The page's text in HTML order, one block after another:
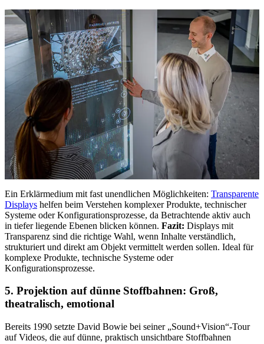
Ein Erklärmedium mit fast unendlichen Möglichkeiten: Transparente
Displays helfen beim Verstehen komplexer Produkte, technischer
Systeme oder Konfigurationsprozesse, da Betrachtende aktiv auch
in tiefer liegende Ebenen blicken können. Fazit: Displays mit
Transparenz sind die richtige Wahl, wenn Inhalte verständlich,
strukturiert und direkt am Objekt vermittelt werden sollen. Ideal für
komplexe Produkte, technische Systeme oder
Konfigurationsprozesse.
5. Projektion auf dünne Stoffbahnen: Groß,
theatralisch, emotional
Bereits 1990 setzte David Bowie bei seiner „Sound+Vision“-Tour
auf Videos, die auf dünne, praktisch unsichtbare Stoffbahnen